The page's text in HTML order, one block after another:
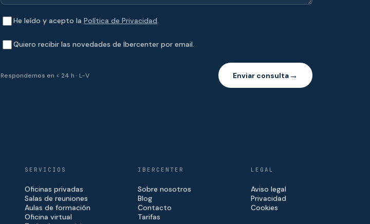
He leído y acepto la Política de Privacidad.
Quiero recibir las novedades de Ibercenter por email.
Respondemos en < 24 h · L-V Enviar consulta→
SERVICIOS
Oficinas privadas
Salas de reuniones
Aulas de formación
Oficina virtual
IBERCENTER
Sobre nosotros
Blog
Contacto
Tarifas
LEGAL
Aviso legal
Privacidad
Cookies